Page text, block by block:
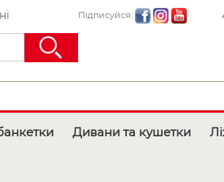
Підписуйся:
Дивани та кушетки